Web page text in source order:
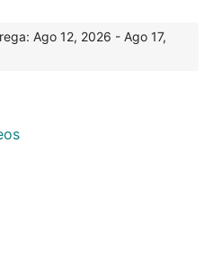
Ago 12, 2026 - Ago 17,